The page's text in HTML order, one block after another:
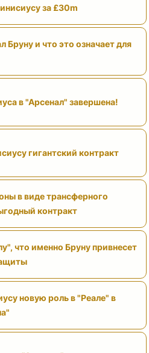
за £30m
Бруну и что это означает для
в "Арсенал" завершена!
гигантский контракт
в виде трансферного
контракт
что именно Бруну привнесет
новую роль в "Реале" в